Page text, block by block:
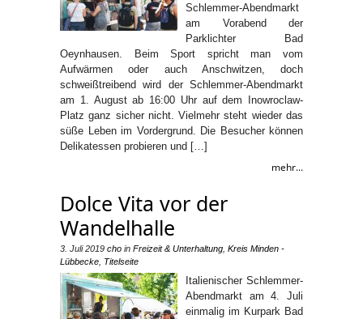
Schlemmer-Abendmarkt
am Vorabend der
Parklichter Bad
Oeynhausen. Beim Sport spricht man vom
Aufwärmen oder auch Anschwitzen, doch
schweißtreibend wird der Schlemmer-Abendmarkt
am 1. August ab 16:00 Uhr auf dem Inowroclaw-
Platz ganz sicher nicht. Vielmehr steht wieder das
süße Leben im Vordergrund. Die Besucher können
Delikatessen probieren und […]
mehr...
Dolce Vita vor der
Wandelhalle
3. Juli 2019 cho in Freizeit & Unterhaltung Kreis Minden -
Lübbecke Titelseite
Italienischer Schlemmer-
Abendmarkt am 4. Juli
einmalig im Kurpark Bad